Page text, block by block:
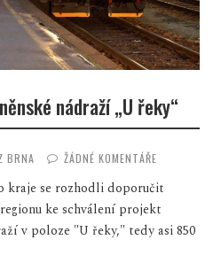
nádraží „U řeky“
BRNA ŽÁDNÉ KOMENTÁŘE
kraje se rozhodli doporučit
ke schválení projekt
v poloze "U řeky," tedy asi 850